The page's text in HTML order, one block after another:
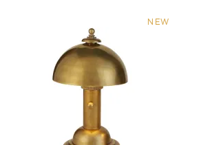
NEW